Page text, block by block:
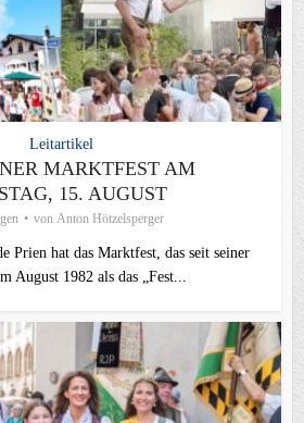
Leitartikel
MARKTFEST AM
15. AUGUST
von Anton Hötzelsperger
Prien hat das Marktfest, das seit seiner
August 1982 als das „Fest...